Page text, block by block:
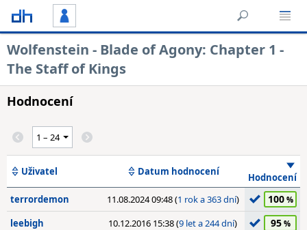
Wolfenstein - Blade of Agony: Chapter 1 -
The Staff of Kings
Hodnocení
Uživatel Datum hodnocení
Hodnocení
terrordemon
11.08.2024 09:48 (1 rok a 363 dní) 100
leebigh 10.12.2016 15:38 (9 let a 244 dní) 95